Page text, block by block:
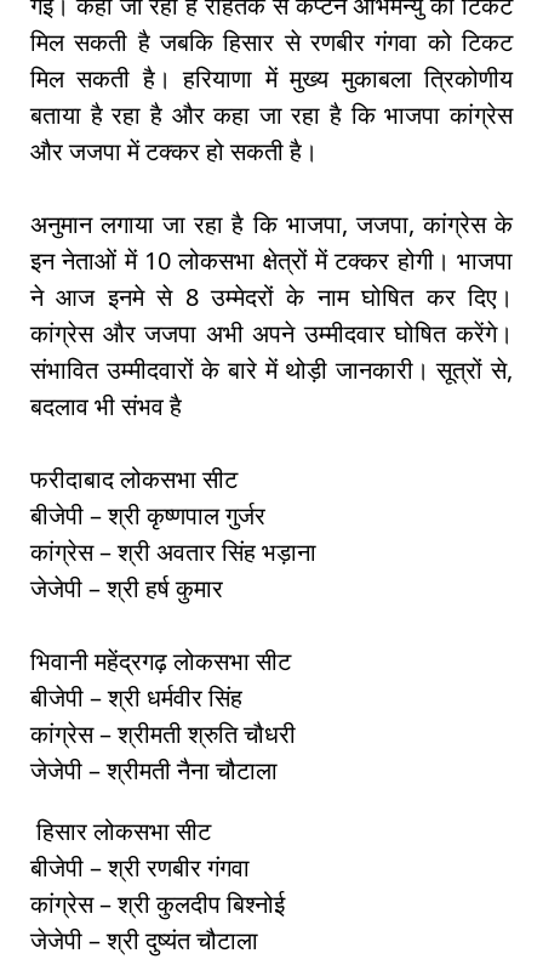
मिल सकती है जबकि हिसार से रणबीर गंगवा को टिकट
मिल सकती है। हरियाणा में मुख्य मुकाबला त्रिकोणीय
बताया है रहा है और कहा जा रहा है कि भाजपा कांग्रेस
और जजपा में टक्कर हो सकती है।
अनुमान लगाया जा रहा है कि भाजपा, जजपा, कांग्रेस के
इन नेताओं में 10 लोकसभा क्षेत्रों में टक्कर होगी। भाजपा
ने आज इनमे से 8 उम्मेदरों के नाम घोषित कर दिए।
कांग्रेस और जजपा अभी अपने उम्मीदवार घोषित करेंगे।
संभावित उम्मीदवारों के बारे में थोड़ी जानकारी। सूत्रों से,
बदलाव भी संभव है
फरीदाबाद लोकसभा सीट
बीजेपी – श्री कृष्णपाल गुर्जर
कांग्रेस – श्री अवतार सिंह भड़ाना
जेजेपी – श्री हर्ष कुमार
भिवानी महेंद्रगढ़ लोकसभा सीट
बीजेपी – श्री धर्मवीर सिंह
कांग्रेस – श्रीमती श्रुति चौधरी
जेजेपी – श्रीमती नैना चौटाला
हिसार लोकसभा सीट
बीजेपी – श्री रणबीर गंगवा
कांग्रेस – श्री कुलदीप बिश्नोई
जेजेपी – श्री दुष्यंत चौटाला